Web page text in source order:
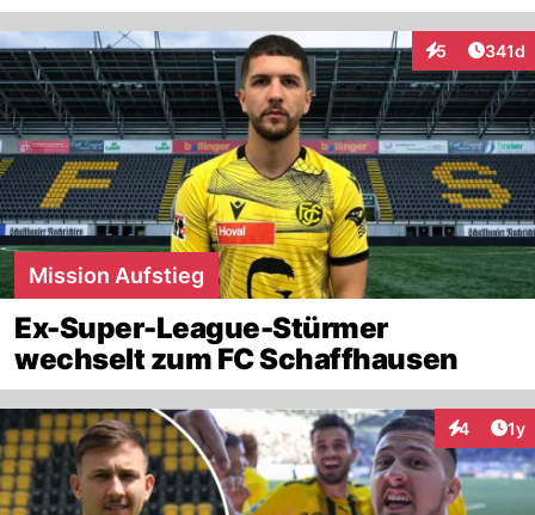
5
Interaktionen
341d
Mission Aufstieg
Ex-Super-League-Stürmer
wechselt zum FC Schaffhausen
4 1y